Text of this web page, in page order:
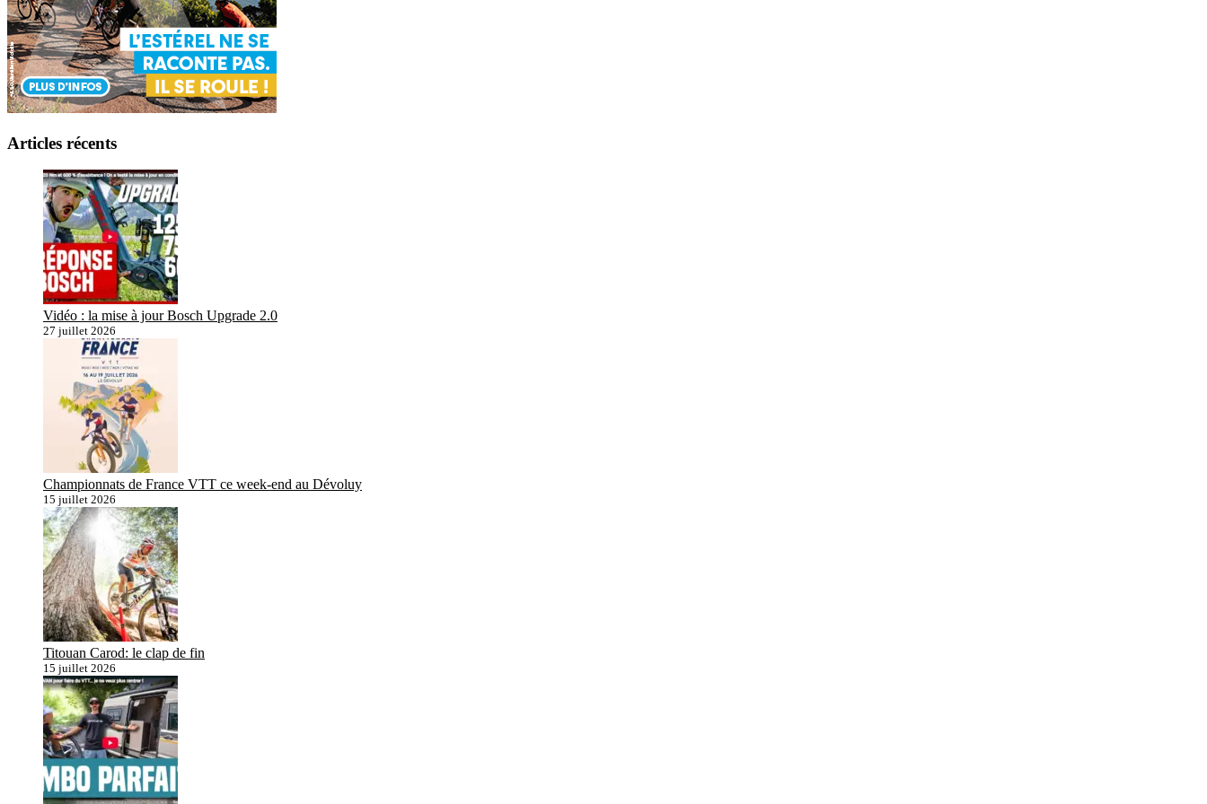
Articles récents
Vidéo : la mise à jour Bosch Upgrade 2.0
27 juillet 2026
Championnats de France VTT ce week-end au Dévoluy
15 juillet 2026
Titouan Carod: le clap de fin
15 juillet 2026